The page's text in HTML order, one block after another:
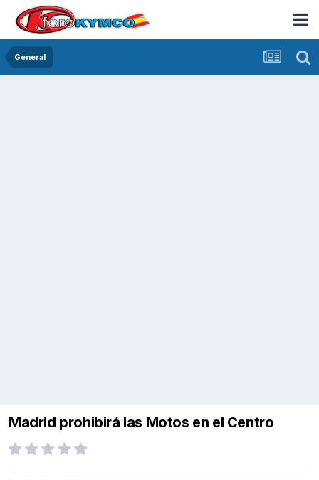
General
Madrid prohibirá las Motos en el Centro